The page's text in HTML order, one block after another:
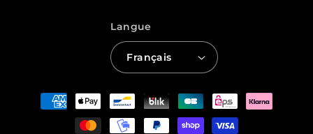
Langue
Français
Moyens
de